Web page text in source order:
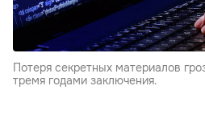
Потеря секретных материалов
тремя годами заключения.